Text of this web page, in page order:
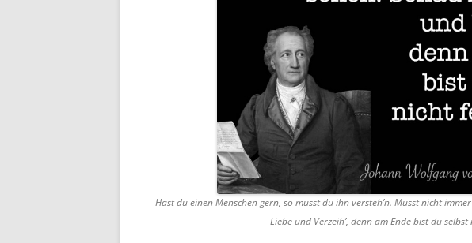
Hast du einen Menschen gern, so musst du ihn versteh’n. Musst nicht
Liebe und Verzeih’, denn am Ende bist du